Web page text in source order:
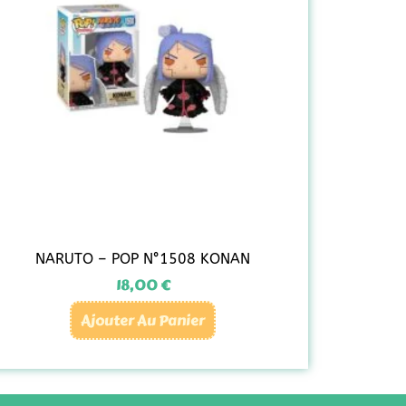
NARUTO – POP N°1508 KONAN
18,00€
Ajouter Au Panier